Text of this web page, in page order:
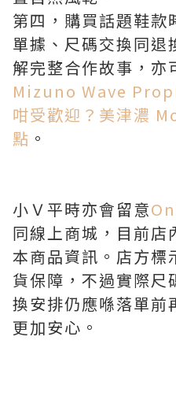
第四，購買話題鞋款
單據、尺碼交換同退
解完整合作故事，亦
Mizuno Wave
咁受歡迎？美津濃
點 。
小Ｖ平時亦會留意
同線上商城，目前店
本商品資訊。店方標
貨保障，不過實際尺
換安排仍應喺落單前
更加安心。